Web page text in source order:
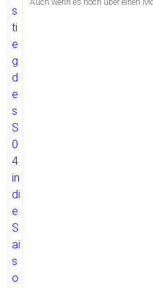
Auch wenn es noch über einen